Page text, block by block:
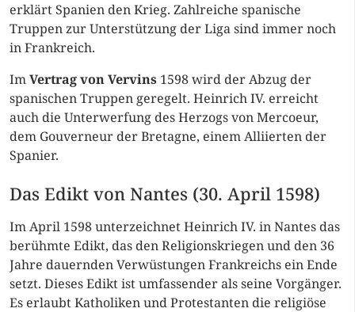
erklärt Spanien den Krieg. Zahlreiche spanische
Truppen zur Unterstützung der Liga sind immer noch
in Frankreich.
ImVertrag von Vervins 1598 wird der Abzug der
spanischen Truppen geregelt. Heinrich IV. erreicht
auch die Unterwerfung des Herzogs von Mercoeur,
dem Gouverneur der Bretagne, einem Alliierten der
Spanier.
Das Edikt von Nantes (30. April 1598)
Im April 1598 unterzeichnet Heinrich IV. in Nantes das
berühmte Edikt, das den Religionskriegen und den 36
Jahre dauernden Verwüstungen Frankreichs ein Ende
setzt. Dieses Edikt ist umfassender als seine Vorgänger.
Es erlaubt Katholiken und Protestanten die religiöse